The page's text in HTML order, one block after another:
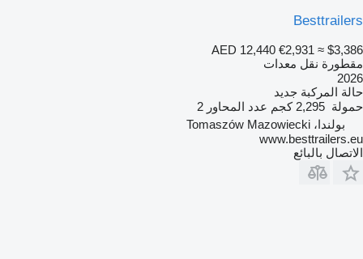
Besttrailers
AED 12,440 €2,931 ≈ $3,386
مقطورة نقل معدات
2026
حالة المركبة جديد
حمولة 2,295 كجم عدد المحاور 2
بولندا، Tomaszów Mazowiecki
www.besttrailers.eu
الاتصال بالبائع